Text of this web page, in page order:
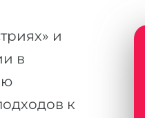
и
в
к